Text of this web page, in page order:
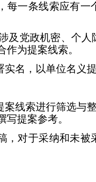
每一条线索应有一
及党政机密、个人
为提案线索。
名，以单位名义
案线索进行筛选与
写提案参考。
，对于采纳和未